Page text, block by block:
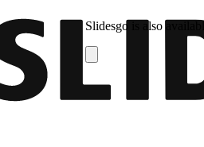
Slidesgo is also